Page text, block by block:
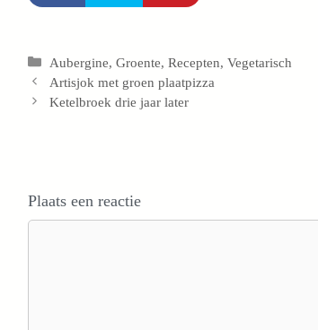
Categorieën
Aubergine,Groente,Recepten,Vegetarisch
Artisjok met groen plaatpizza
Ketelbroek drie jaar later
Plaats een reactie